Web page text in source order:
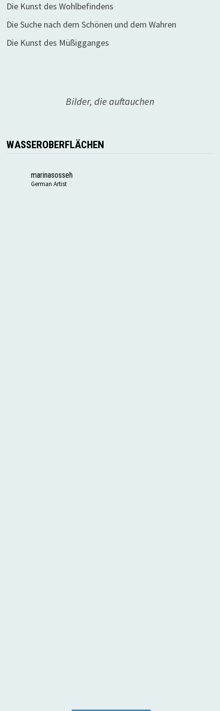
Die Kunst des Wohlbefindens
Die Suche nach dem Schönen und dem Wahren
Die Kunst des Müßigganges
Bilder, die auftauchen
WASSEROBERFLÄCHEN
marinasosseh
German Artist